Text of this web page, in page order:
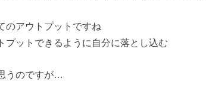
のアウトプットですね
プットできるように自分に落とし込む
うのですが…